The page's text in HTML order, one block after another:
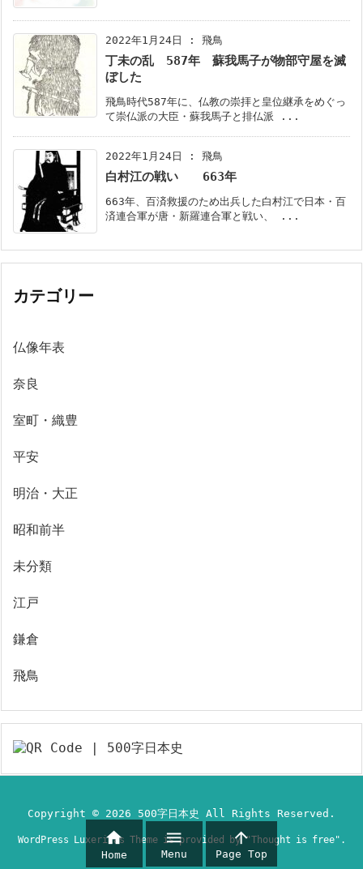
2022年1月24日 : 飛鳥
丁未の乱 587年 蘇我馬子が物部守屋を滅
ぼした
飛鳥時代587年に、仏教の崇拝と皇位継承をめぐっ
て崇仏派の大臣・蘇我馬子と排仏派 ...
2022年1月24日 : 飛鳥
白村江の戦い 663年
663年、百済救援のため出兵した白村江で日本・百
済連合軍が唐・新羅連合軍と戦い、 ...
カテゴリー
仏像年表
奈良
室町・織豊
平安
明治・大正
昭和前半
未分類
江戸
鎌倉
飛鳥
Copyright © 2026 500字日本史 All Rights Reserved.
WordPress Luxeritas Theme is provided by "Thought is free".

Home

Menu

Page Top